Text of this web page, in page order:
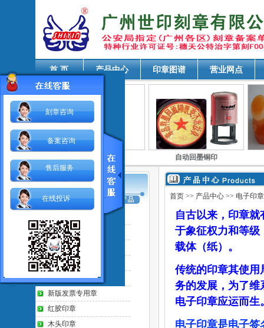
各位贵客户：我司乔迁至广州市天河区
首 页 产品中心 印章图谱 营业网点
金檀木印章 自动回墨铜印
芯片防伪印章
网络印章
自动回墨铜印
防伪印章
新版发票专用章
红胶印章
木头印章
首页 >> 产品中心 >> 电子印章
自古以来，印章
于象征权力和等级
载体（纸）。
传统的印章其使用
务的发展，为了维
电子印章应运而生
电子印章是电子
刻章咨询
备案咨询
售后服务
在线投诉